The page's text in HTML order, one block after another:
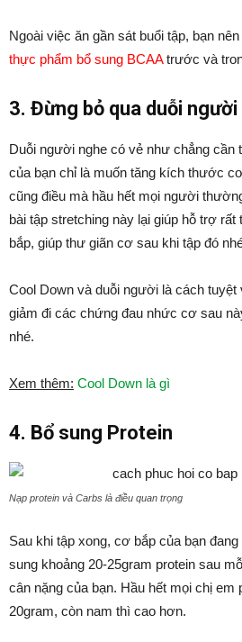
Ngoài việc ăn gần sát buổi tập, bạn
thực phẩm bổ sung BCAAtrước và
3. Đừng bỏ qua duỗi người
Duỗi người nghe có vẻ như chẳng cần
của bạn chỉ là muốn tăng kích thước
cũng điều mà hầu hết mọi người
bài tập stretching này lại giúp hỗ trợ
bắp, giúp thư giãn cơ sau khi tập đó
Cool Down và duỗi người là cách
giảm đi các chứng đau nhức cơ sau
nhé.
Xem thêm: Cool Down là gì
4. Bổ sung Protein
Nạp protein và Carbs là điều quan trọng
Sau khi tập xong, cơ bắp của bạn
sung khoảng 20-25gram protein sau
cân nặng của bạn. Hầu hết mọi chị em
20gram, còn nam thì cao hơn.